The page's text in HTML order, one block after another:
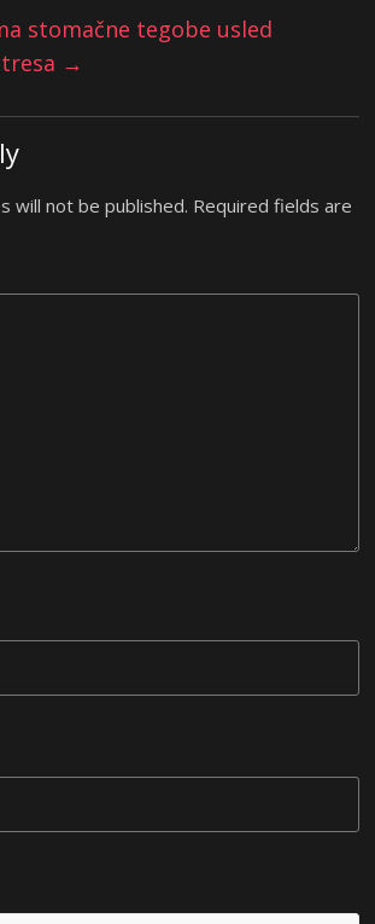
stomačne tegobe usled
→
will not be published. Required fields are